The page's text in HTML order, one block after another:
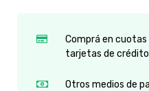
Comprá en
tarjetas de crédito
Otros medios de